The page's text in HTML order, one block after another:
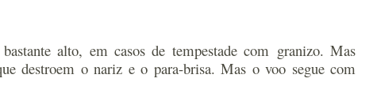
alto, em casos de tempestade com granizo. Mas
destroem o nariz e o para-brisa. Mas o voo segue com